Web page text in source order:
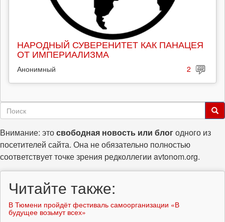
НАРОДНЫЙ СУВЕРЕНИТЕТ КАК ПАНАЦЕЯ
ОТ ИМПЕРИАЛИЗМА
Анонимный 2
Форма
поиска
Внимание: этосвободная новость или блогодного из
посетителей сайта. Она не обязательно полностью
соответствует точке зрения редколлегии avtonom.org.
Читайте также:
В Тюмени пройдёт фестиваль самоорганизации «В
будущее возьмут всех»